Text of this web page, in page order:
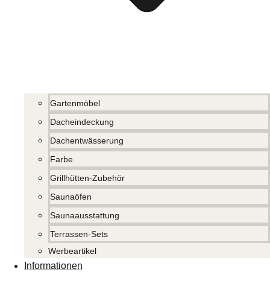
Gartenmöbel
Dacheindeckung
Dachentwässerung
Farbe
Grillhütten-Zubehör
Saunaöfen
Saunaausstattung
Terrassen-Sets
Werbeartikel
Informationen